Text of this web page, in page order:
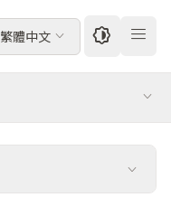
繁體中文